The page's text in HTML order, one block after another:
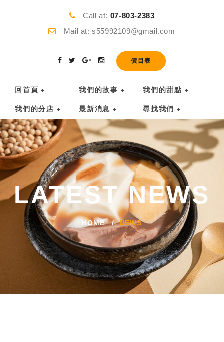
Call at: 07-803-2383
Mail at: s55992109@gmail.com
價目表
回首頁 我們的故事 我們的甜點
我們的分店 最新消息 尋找我們
LATEST NEWS
HOME NEWS